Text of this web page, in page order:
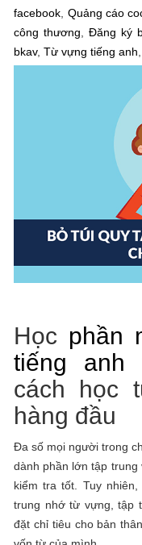
facebook, Quảng cáo
công thương, Đăng ký
bkav,Từ vựng tiếng anh,
Học phần
tiếng anh
cách học
hàng đầu
Đa số mọi người trong
dành phần lớn tập trung
kiểm tra tốt. Tuy
trung nhớ từ vựng, tập
đặt chỉ tiêu cho bản